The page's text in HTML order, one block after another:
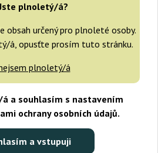
plnoletý/á?
obsah určený pro plnoleté osoby.
á, opusťte prosím tuto stránku.
plnoletý/á
a souhlasím s nastavením
ochrany osobních údajů.
a vstupuji